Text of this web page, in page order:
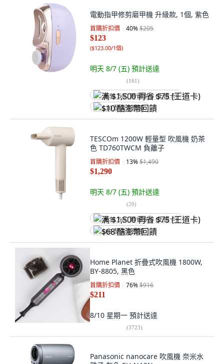
電動指甲修剪磨甲機 升級款, 1個, 紫色
首購折扣價 40%$205
$123
($123.00/1個)
明天 8/7 (五) 預計送達
(161)
满 $1,500 再省 $75 (王道卡)
$10 酷澎幣回饋
TESCOm 1200W 輕量型 吹風機 奶茶
色 TD760TWCM 負離子
首購折扣價 13%$1,490
$1,290
明天 8/7 (五) 預計送達
(20)
满 $1,500 再省 $75 (王道卡)
$68 酷澎幣回饋
Home Planet 折疊式吹風機 1800W,
BY-8805, 黑色
首購折扣價 76%$916
$211
8/10 星期一 預計送達
(3723)
Panasonic nanocare 吹風機 奈米水